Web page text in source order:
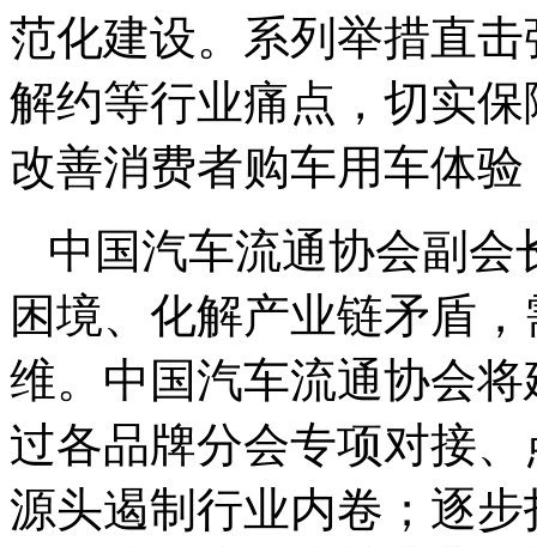
范化建设。系列举措直
解约等行业痛点，切实
改善消费者购车用车体
中国汽车流通协会副
困境、化解产业链矛盾
维。中国汽车流通协会
过各品牌分会专项对接
源头遏制行业内卷；逐